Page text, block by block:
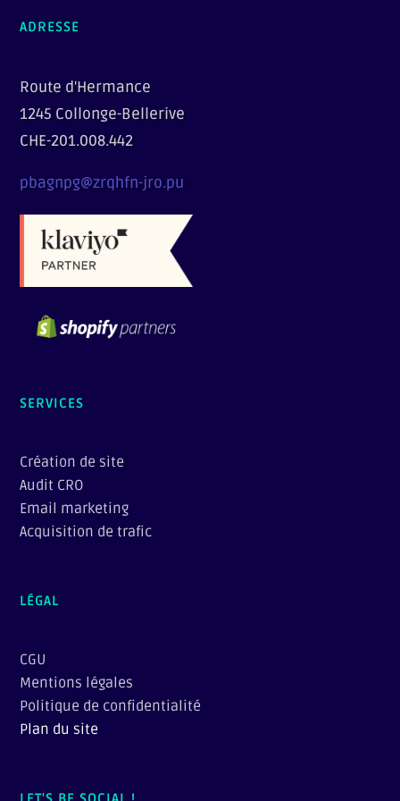
ADRESSE
Route d'Hermance
1245 Collonge-Bellerive
CHE-201.008.442
pbagnpg@zrqhfn-jro.pu
SERVICES
Création de site
Audit CRO
Email marketing
Acquisition de trafic
LÉGAL
CGU
Mentions légales
Politique de confidentialité
Plan du site